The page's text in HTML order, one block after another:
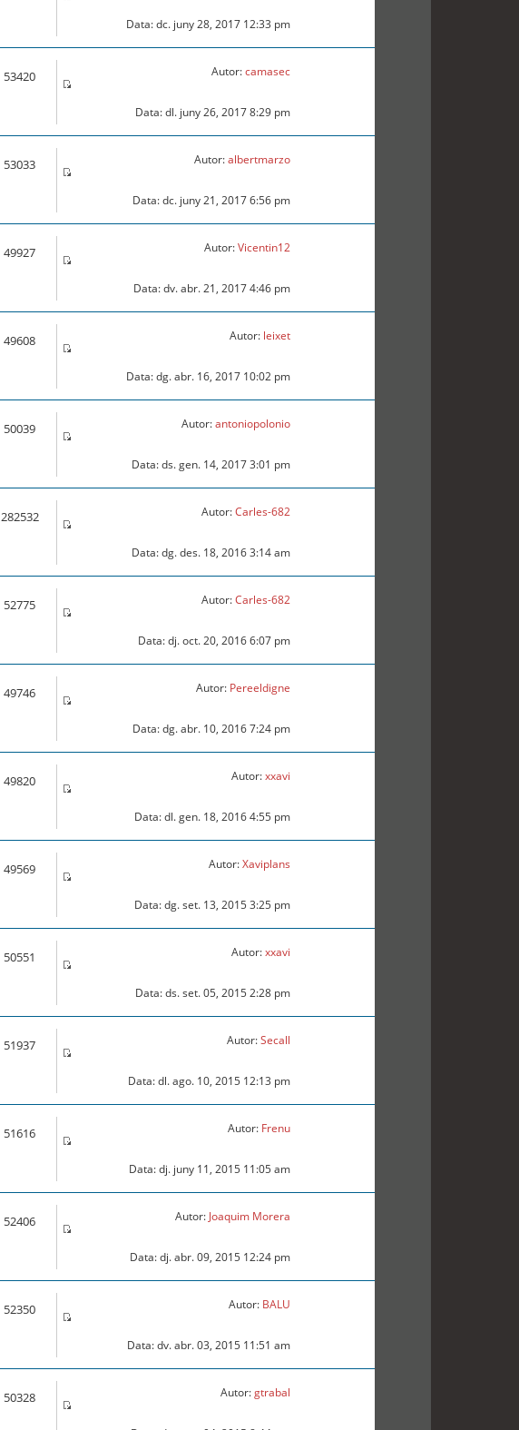
Data: dc. juny 28, 2017 12:33 pm
53420 Autor:camasec
Data: dl. juny 26, 2017 8:29 pm
53033 Autor:albertmarzo
Data: dc. juny 21, 2017 6:56 pm
49927 Autor:Vicentin12
Data: dv. abr. 21, 2017 4:46 pm
49608 Autor: leixet
Data: dg. abr. 16, 2017 10:02 pm
50039 Autor:antoniopolonio
Data: ds. gen. 14, 2017 3:01 pm
282532 Autor:Carles-682
Data: dg. des. 18, 2016 3:14 am
52775 Autor:Carles-682
Data: dj. oct. 20, 2016 6:07 pm
49746 Autor: Pereeldigne
Data: dg. abr. 10, 2016 7:24 pm
49820 Autor:xxavi
Data: dl. gen. 18, 2016 4:55 pm
49569 Autor:Xaviplans
Data: dg. set. 13, 2015 3:25 pm
50551 Autor:xxavi
Data: ds. set. 05, 2015 2:28 pm
51937 Autor:Secall
Data: dl. ago. 10, 2015 12:13 pm
51616 Autor: Frenu
Data: dj. juny 11, 2015 11:05 am
52406 Autor: Joaquim Morera
Data: dj. abr. 09, 2015 12:24 pm
52350 Autor: BALU
Data: dv. abr. 03, 2015 11:51 am
50328 Autor:gtrabal